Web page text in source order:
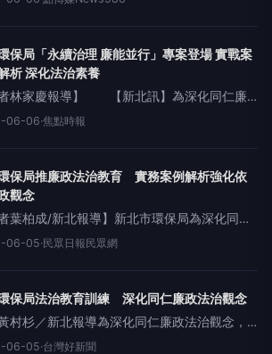
美玲親自引言，勉勵同仁將廉潔意
保局「永續治理 廉能並行」專案登場 實戰案
析 深化法治素養
者林家慶報導】 【新北訊】為深化同仁廉
觀念，新北市環保局於5日舉辦「永續治理廉
美玲親自引言，勉勵同仁將廉潔意識內化於
政作業中
06-06·焦點時報
保局推廉政法治教育 實務案例解析強化依
觀念
者葉柏成/新北報導】新北市環保局為深化同仁
治觀念，強化依法行政與廉潔治理能力，今
，由副局長陳美玲親自引言，勉勵同仁將廉
06-05·民眾日報民眾網
保局法治教育訓練 深化同仁廉政法治觀念
村杉／新北報導為深化同仁廉政法治觀念，
環保局今（5）日舉辦「永續治理廉能並行」
06-05·台灣好新聞